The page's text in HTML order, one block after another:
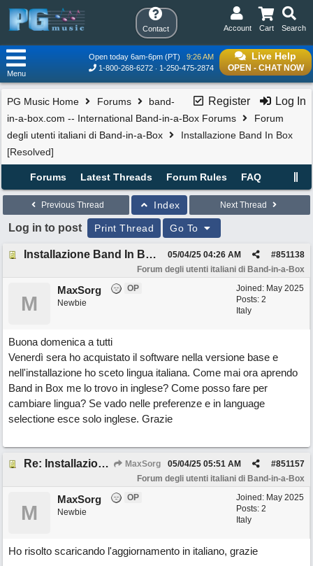
Contact Search
Cart
Account
Live Help
OPEN - CHAT NOW
Open today 6am-6pm (PT)
9:26 AM
1-800-268-6272
1-250-475-2874
Menu
Register Log In
PG Music Home Forums
band-
in-a-box.com -- International Band-in-a-Box Forums
Forum
degli utenti italiani di Band-in-a-Box
Installazione Band In Box
[Resolved]
Forums Latest Threads Forum Rules FAQ
Previous Thread Index Next Thread
Log in to post Print Thread Go To
Installazione Band In Box [Resolved] #851138
05/04/25 04:26 AM
Forum degli utenti italiani di Band-in-a-Box
Joined: May 2025
Posts: 2
Italy
M
MaxSorg
OP
Newbie
Buona domenica a tutti
Venerdì sera ho acquistato il software nella versione base e
nell'installazione ho sceto lingua italiana. Come mai ora aprendo
Band in Box me lo trovo in inglese? Come posso fare per
cambiare lingua? Se vado nelle preferenze e in language
selectione esce solo inglese. Grazie
Re: Installazione Band In Box [Resolved] MaxSorg #851157
05/04/25 05:51 AM
Forum degli utenti italiani di Band-in-a-Box
Joined: May 2025
Posts: 2
Italy
M
MaxSorg
OP
Newbie
Ho risolto scaricando l'aggiornamento in italiano, grazie